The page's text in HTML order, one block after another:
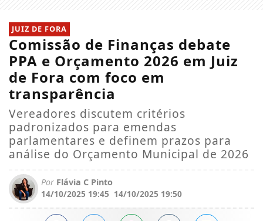
JUIZ DE FORA
Comissão de Finanças debate
PPA e Orçamento 2026 em Juiz
de Fora com foco em
transparência
Vereadores discutem critérios
padronizados para emendas
parlamentares e definem prazos para
análise do Orçamento Municipal de 2026
Por Flávia C Pinto
14/10/2025 19:45 14/10/2025 19:50